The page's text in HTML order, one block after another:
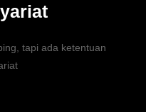
tapi ada ketentuan